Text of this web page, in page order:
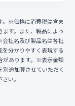
。※価格に消費税は含ま
す。また、製品によっ
社名及び製品名は各社
分かりやすく表現する
があります。※表示金額
途加算させていただく
い。